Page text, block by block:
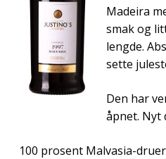
Madeira
smak og
lengde.
sette
Den har
åpnet. Nyt
100 prosent Malvasia-